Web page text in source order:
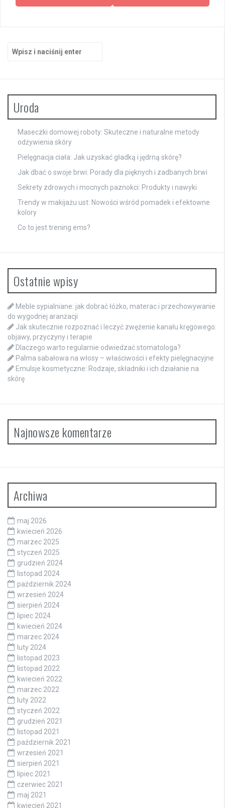
Uroda
Maseczki domowej roboty: Skuteczne i naturalne metody
odżywienia skóry
Pielęgnacja ciała: Jak uzyskać gładką i jędrną skórę?
Jak dbać o swoje brwi: Porady dla pięknych i zadbanych brwi
Sekrety zdrowych i mocnych paznokci: Produkty i nawyki
Trendy w makijażu ust: Nowości wśród pomadek i efektowne
kolory
Co to jest trening ems?
Ostatnie wpisy
Meble sypialniane: jak dobrać łóżko, materac i przechowywanie
do wygodnej aranżacji
Jak skutecznie rozpoznać i leczyć zwężenie kanału kręgowego:
objawy, przyczyny i terapie
Dlaczego warto regularnie odwiedzać stomatologa?
Palma sabałowa na włosy – właściwości i efekty pielęgnacyjne
Emulsje kosmetyczne: Rodzaje, składniki i ich działanie na
skórę
Najnowsze komentarze
Archiwa
maj 2026
kwiecień 2026
marzec 2025
styczeń 2025
grudzień 2024
listopad 2024
październik 2024
wrzesień 2024
sierpień 2024
lipiec 2024
kwiecień 2024
marzec 2024
luty 2024
listopad 2023
listopad 2022
kwiecień 2022
marzec 2022
luty 2022
styczeń 2022
grudzień 2021
listopad 2021
październik 2021
wrzesień 2021
sierpień 2021
lipiec 2021
czerwiec 2021
maj 2021
kwiecień 2021